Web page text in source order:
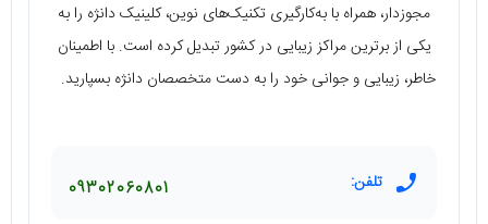
مجوزدار، همراه با به‌کارگیری تکنیک‌های نوین، کلینیک دانژه را به
یکی از برترین مراکز زیبایی در کشور تبدیل کرده است. با اطمینان
خاطر، زیبایی و جوانی خود را به دست متخصصان دانژه بسپارید.
تلفن: 09302060801